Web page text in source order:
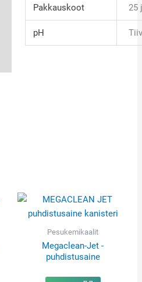
Pakkauskoot 25
pH
Pesukemikaalit
Megaclean-Jet -
puhdistusaine